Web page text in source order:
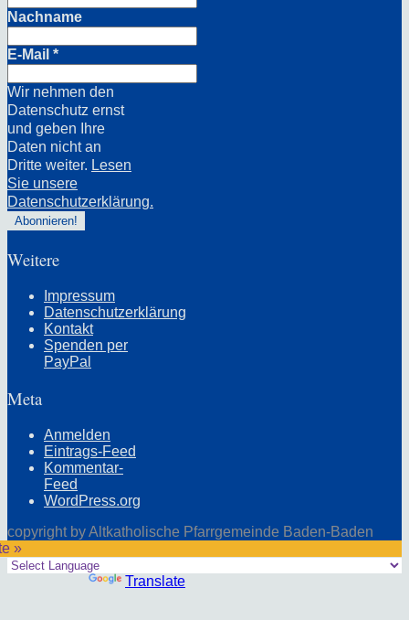
Nachname
E-Mail *
Wir nehmen den
Datenschutz ernst
und geben Ihre
Daten nicht an
Dritte weiter. Lesen
Sie unsere
Datenschutzerklärung.
Weitere
Impressum
Datenschutzerklärung
Kontakt
Spenden per
PayPal
Meta
Anmelden
Eintrags-Feed
Kommentar-
Feed
WordPress.org
copyright by Altkatholische Pfarrgemeinde Baden-Baden
»
Translate